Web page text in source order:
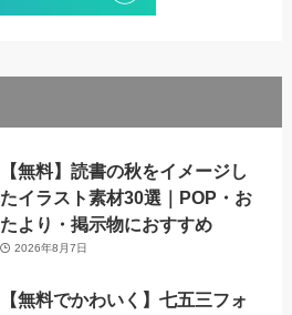
【無料】読書の秋をイメージし
たイラスト素材30選｜POP・お
たより・掲示物におすすめ
2026年8月7日
【無料でかわいく】七五三フォ